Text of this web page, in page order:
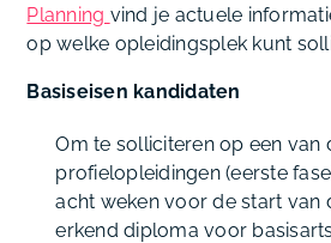
Planning vind je actuele
op welke opleidingsplek kunt
Basiseisen kandidaten
Om te solliciteren op een van
profielopleidingen (eerste
acht weken voor de start van
erkend diploma voor